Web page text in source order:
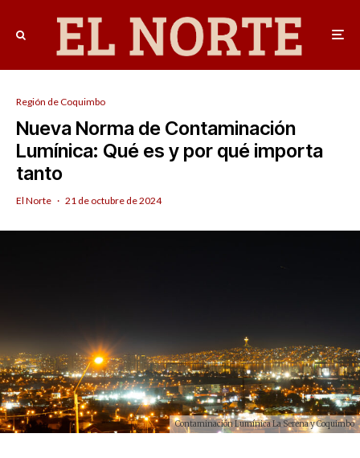
Región de Coquimbo
Nueva Norma de Contaminación
Lumínica: Qué es y por qué importa
tanto
El Norte · 21 de octubre de 2024
Contaminación Lumínica La Serena y Coquimbo